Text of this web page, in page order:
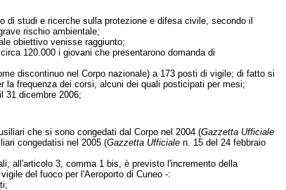
di studi e ricerche sulla protezione e difesa civile, secondo il
rischio ambientale;
obiettivo venisse raggiunto;
120.000 i giovani che presentarono domanda di
discontinuo nel Corpo nazionale) a 173 posti di vigile; di fatto si
la frequenza dei corsi, alcuni dei quali posticipati per mesi;
31 dicembre 2006;
che si sono congedati dal Corpo nel 2004 (Gazzetta Ufficiale
congedatisi nel 2005 (Gazzetta Ufficialen. 15 del 24 febbraio
all'articolo 3, comma 1 bis, è previsto l'incremento della
del fuoco per l'Aeroporto di Cuneo -: